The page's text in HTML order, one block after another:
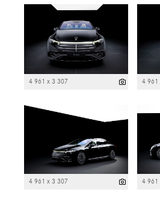
4 961 x 3 307 4 961
4 961 x 3 307 4 961